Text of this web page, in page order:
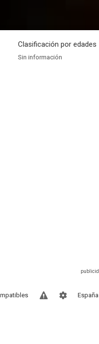
Clasificación por edades
Sin información
España